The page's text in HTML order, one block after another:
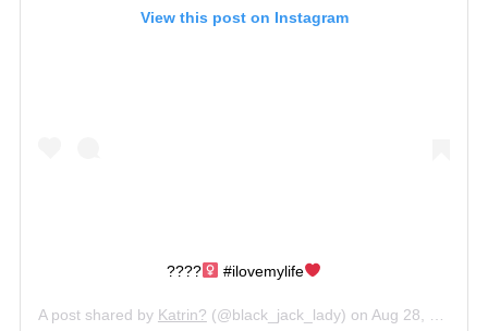
View this post on Instagram
????‍ #ilovemylife
A post shared by Katrin? (@black_jack_lady) on Aug 28, 2018 at 12:36am PDT